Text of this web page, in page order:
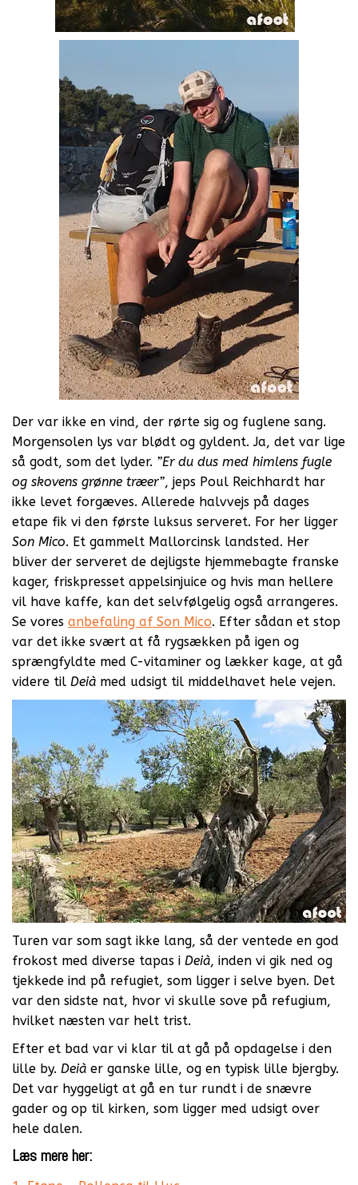
Der var ikke en vind, der rørte sig og fuglene sang.
Morgensolen lys var blødt og gyldent. Ja, det var lige
så godt, som det lyder. ”Er du dus med himlens fugle
og skovens grønne træer”, jeps Poul Reichhardt har
ikke levet forgæves. Allerede halvvejs på dages
etape fik vi den første luksus serveret. For her ligger
Son Mico. Et gammelt Mallorcinsk landsted. Her
bliver der serveret de dejligste hjemmebagte franske
kager, friskpresset appelsinjuice og hvis man hellere
vil have kaffe, kan det selvfølgelig også arrangeres.
Se vores anbefaling af Son Mico. Efter sådan et stop
var det ikke svært at få rygsækken på igen og
sprængfyldte med C-vitaminer og lækker kage, at gå
videre til Deià med udsigt til middelhavet hele vejen.
Turen var som sagt ikke lang, så der ventede en god
frokost med diverse tapas i Deià, inden vi gik ned og
tjekkede ind på refugiet, som ligger i selve byen. Det
var den sidste nat, hvor vi skulle sove på refugium,
hvilket næsten var helt trist.
Efter et bad var vi klar til at gå på opdagelse i den
lille by. Deià er ganske lille, og en typisk lille bjergby.
Det var hyggeligt at gå en tur rundt i de snævre
gader og op til kirken, som ligger med udsigt over
hele dalen.
Læs mere her: